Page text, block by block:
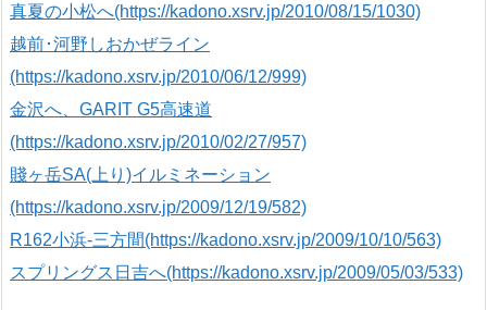
真夏の小松へ(https://kadono.xsrv.jp/2010/08/15/1030)
越前･河野しおかぜライン
(https://kadono.xsrv.jp/2010/06/12/999)
金沢へ、GARIT G5高速道
(https://kadono.xsrv.jp/2010/02/27/957)
賤ヶ岳SA(上り)イルミネーション
(https://kadono.xsrv.jp/2009/12/19/582)
R162小浜-三方間(https://kadono.xsrv.jp/2009/10/10/563)
スプリングス日吉へ(https://kadono.xsrv.jp/2009/05/03/533)